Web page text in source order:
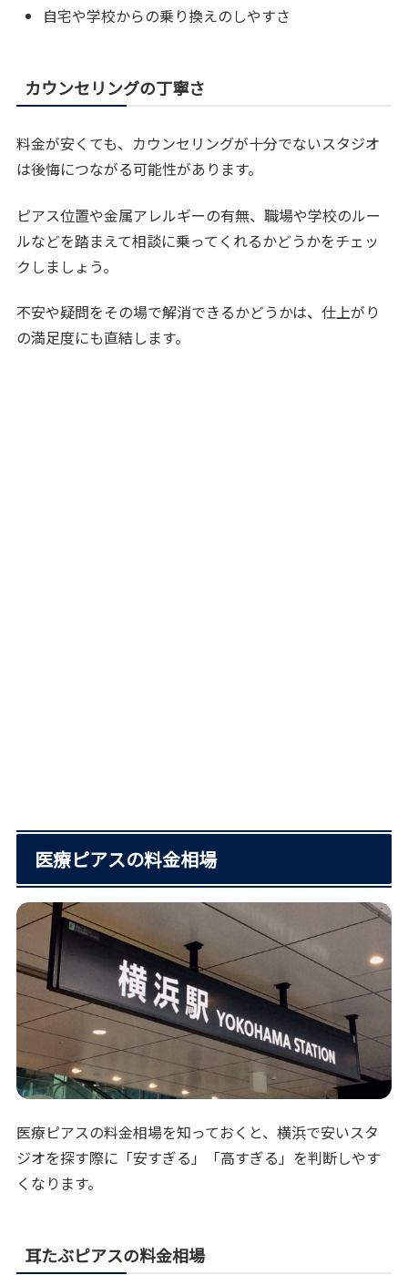
自宅や学校からの乗り換えのしやすさ
カウンセリングの丁寧さ
料金が安くても、カウンセリングが十分でないスタジオ
は後悔につながる可能性があります。
ピアス位置や金属アレルギーの有無、職場や学校のルー
ルなどを踏まえて相談に乗ってくれるかどうかをチェッ
クしましょう。
不安や疑問をその場で解消できるかどうかは、仕上がり
の満足度にも直結します。
医療ピアスの料金相場
医療ピアスの料金相場を知っておくと、横浜で安いスタ
ジオを探す際に「安すぎる」「高すぎる」を判断しやす
くなります。
耳たぶピアスの料金相場